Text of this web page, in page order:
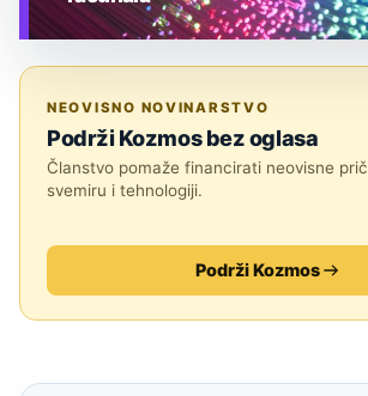
NEOVISNO NOVINARSTVO
Podrži Kozmos bez oglasa
Članstvo pomaže financirati neovisne
svemiru i tehnologiji.
Podrži Kozmos